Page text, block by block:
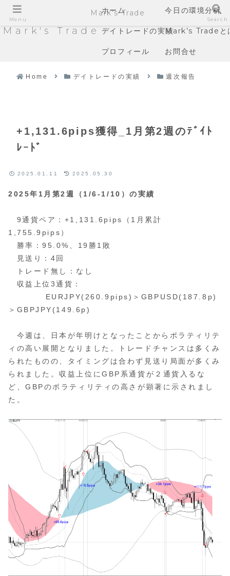
Mark's Trade
ホーム 今日の環境分析
デイトレードの実績Mark’s Tradeと
プロフィール お問合せ
Home デイトレードの実績 週次報告
+1,131.6pips獲得_1月第2週のﾃﾞｲﾄ
ﾚｰﾄﾞ
2025.01.11 2025.05.30
2025年1月第2週（1/6-1/10）の実績
9通貨ペア：+1,131.6pips（1月累計
1,755.9pips）
勝率：95.0%、19勝1敗
見送り：4回
トレード無し：なし
収益上位3通貨：
EURJPY(260.9pips)＞GBPUSD(187.8p)
＞GBPJPY(149.6p)
今週は、日本が年明けとなったことからボラティリテ
ィの高い展開となりました。トレードチャンスは多くみ
られたものの、タイミングは合わず見送り局面が多くみ
られました。収益上位にGBP系通貨が２通貨入るな
ど、GBPのボラティリティの高さが顕著に示されまし
た。
Menu
Mark's Trade
Search